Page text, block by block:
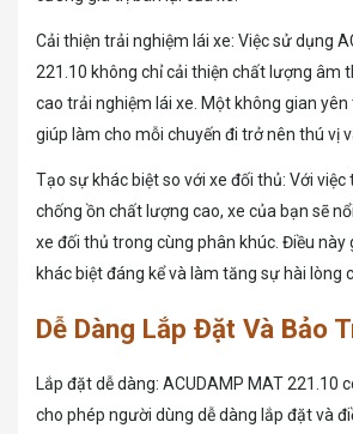
Cải thiện trải nghiệm lái xe: Việc sử dụng
221.10 không chỉ cải thiện chất lượng âm
cao trải nghiệm lái xe. Một không gian
giúp làm cho mỗi chuyến đi trở nên thú vị
Tạo sự khác biệt so với xe đối thủ: Với việc
chống ồn chất lượng cao, xe của bạn sẽ
xe đối thủ trong cùng phân khúc. Điều
khác biệt đáng kể và làm tăng sự hài lòng
Dễ Dàng Lắp Đặt Và Bảo
Lắp đặt dễ dàng: ACUDAMP MAT 221.10
cho phép người dùng dễ dàng lắp đặt và